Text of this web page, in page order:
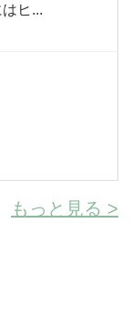
ヒ...
もっと見る >